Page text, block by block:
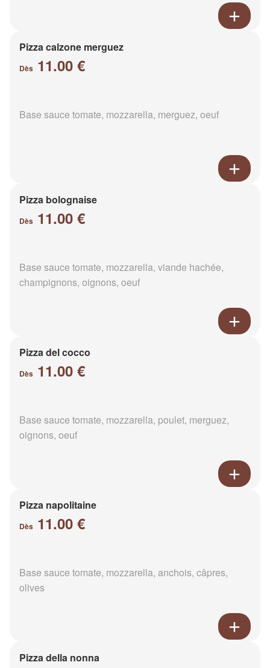
Pizza calzone merguez
Dès 11.00 €
Base sauce tomate, mozzarella, merguez, oeuf
Pizza bolognaise
Dès 11.00 €
Base sauce tomate, mozzarella, viande hachée,
champignons, oignons, oeuf
Pizza del cocco
Dès 11.00 €
Base sauce tomate, mozzarella, poulet, merguez,
oignons, oeuf
Pizza napolitaine
Dès 11.00 €
Base sauce tomate, mozzarella, anchois, câpres,
olives
Pizza della nonna